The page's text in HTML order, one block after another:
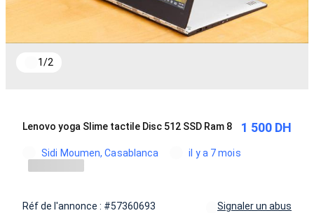
1/2
Lenovo yoga Slime tactile Disc 512 SSD Ram 8 1 500 DH
Sidi Moumen, Casablanca il y a 7 mois
Réf de l'annonce : #57360693 Signaler un abus